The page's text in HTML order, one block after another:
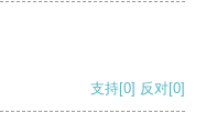
支持[0] 反对[0]